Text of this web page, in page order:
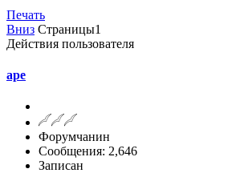
Печать
Вниз Страницы1
Действия пользователя
ape
Форумчанин
Сообщения: 2,646
Записан